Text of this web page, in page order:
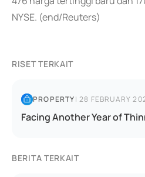
NYSE. (end/Reuters)
RISET TERKAIT
PROPERTY|28 FEBRUARY
Facing Another Year of
BERITA TERKAIT